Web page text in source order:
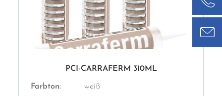
PCI-CARRAFERM 310ML
Farbton: weiß